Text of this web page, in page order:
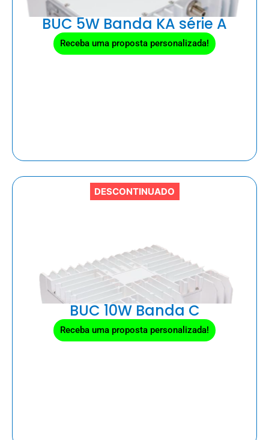
BUC 5W Banda KA série A
Receba uma proposta personalizada!
DESCONTINUADO
BUC 10W Banda C
Receba uma proposta personalizada!